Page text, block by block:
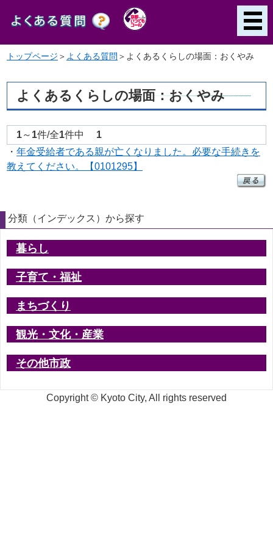
トップページ ＞ よくある質問 ＞ よくあるくらしの場面：おくやみ
よくあるくらしの場面：おくやみ
1～ 1件/全1件中 1
・ 年金受給者である親が亡くなりました。必要な手続きを
教えてください。【0101295】
分類（インデックス）から探す
暮らし
子育て・福祉
まちづくり
観光・文化・産業
その他市政
Copyright © Kyoto City, All rights reserved